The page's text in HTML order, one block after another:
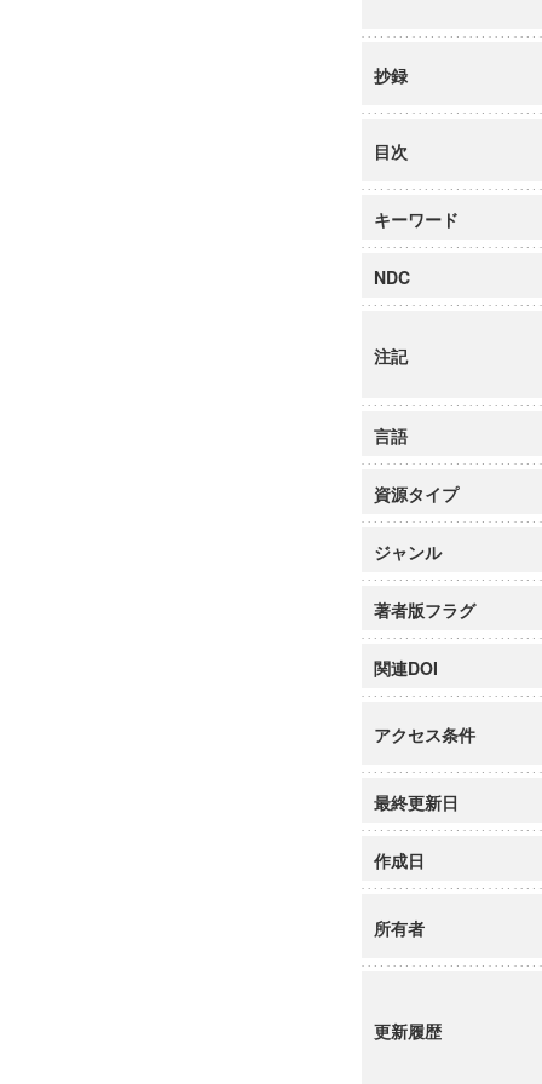
抄録
目次
キーワード
NDC
注記
言語
資源タイプ
ジャンル
著者版フラグ
関連DOI
アクセス条件
最終更新日
作成日
所有者
更新履歴